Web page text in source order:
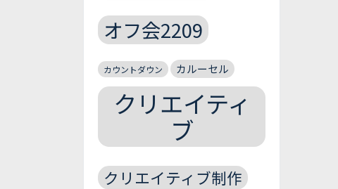
オフ会2209
カウントダウン カルーセル
クリエイティ
ブ
クリエイティブ制作